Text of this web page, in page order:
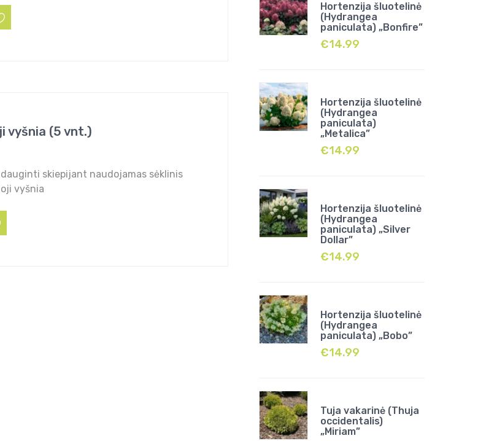
vyšnia (5 vnt.)
skiepijant naudojamas sėklinis
vyšnia
Hortenzija šluotelinė
(Hydrangea
paniculata) „Bonfire”
€14.99
Hortenzija šluotelinė
(Hydrangea
paniculata)
„Metalica”
€14.99
Hortenzija šluotelinė
(Hydrangea
paniculata) „Silver
Dollar”
€14.99
Hortenzija šluotelinė
(Hydrangea
paniculata) „Bobo”
€14.99
Tuja vakarinė (Thuja
occidentalis)
„Miriam”